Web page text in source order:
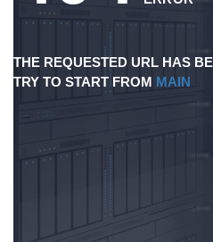
THE REQUESTED URL HAS
TRY TO START FROM MAIN